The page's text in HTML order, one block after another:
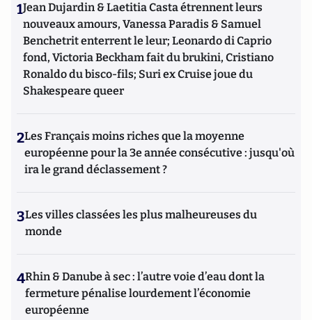
1Jean Dujardin & Laetitia Casta étrennent leurs
nouveaux amours, Vanessa Paradis & Samuel
Benchetrit enterrent le leur; Leonardo di Caprio
fond, Victoria Beckham fait du brukini, Cristiano
Ronaldo du bisco-fils; Suri ex Cruise joue du
Shakespeare queer
2Les Français moins riches que la moyenne
européenne pour la 3e année consécutive : jusqu'où
ira le grand déclassement ?
3Les villes classées les plus malheureuses du
monde
4Rhin & Danube à sec : l’autre voie d’eau dont la
fermeture pénalise lourdement l’économie
européenne